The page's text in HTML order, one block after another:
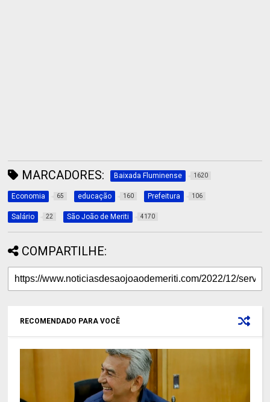
MARCADORES: Baixada Fluminense 1620
Economia 65 educação 160 Prefeitura 106
Salário 22 São João de Meriti 4170
COMPARTILHE:
RECOMENDADO PARA VOCÊ